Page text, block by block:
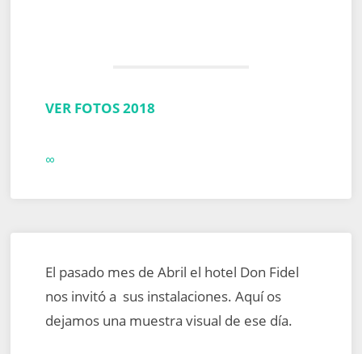
VER FOTOS 2018
∞
El pasado mes de Abril el hotel Don Fidel
nos invitó a sus instalaciones. Aquí os
dejamos una muestra visual de ese día.